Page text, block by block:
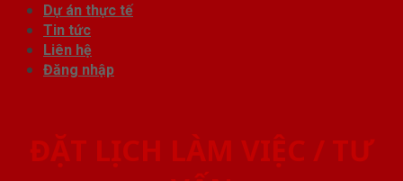
Dự án thực tế
Tin tức
Liên hệ
Đăng nhập
ĐẶT LỊCH LÀM VIỆC / TƯ